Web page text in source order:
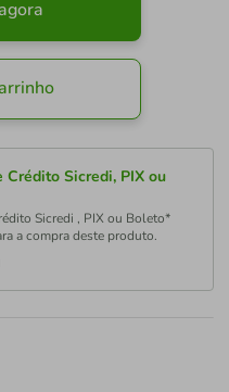
Crédito Sicredi, PIX ou
Sicredi , PIX ou Boleto*
a compra deste produto.